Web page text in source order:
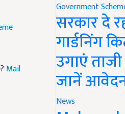
Government
सरकार दे
गार्डनिंग
उगाएं
जानें आवेदन
News